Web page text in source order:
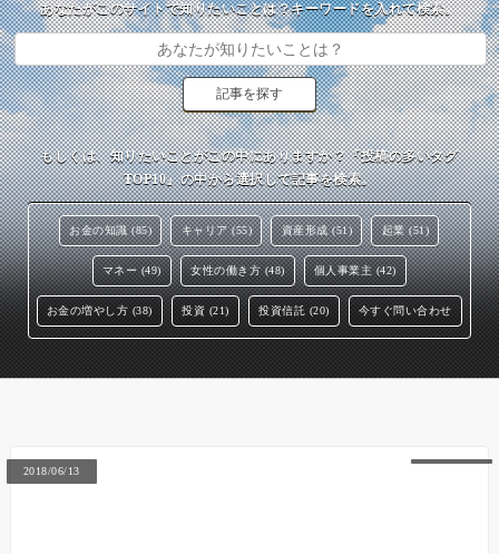
あなたがこのサイトで知りたいことは？キーワードを入れて検索。
もしくは、知りたいことがこの中にありますか？『投稿の多いタグ
TOP10』の中から選択して記事を検索。
お金の知識 (85) キャリア (55) 資産形成 (51) 起業 (51)
マネー (49) 女性の働き方 (48) 個人事業主 (42)
お金の増やし方 (38) 投資 (21) 投資信託 (20) 今すぐ問い合わせ
2018/06/13